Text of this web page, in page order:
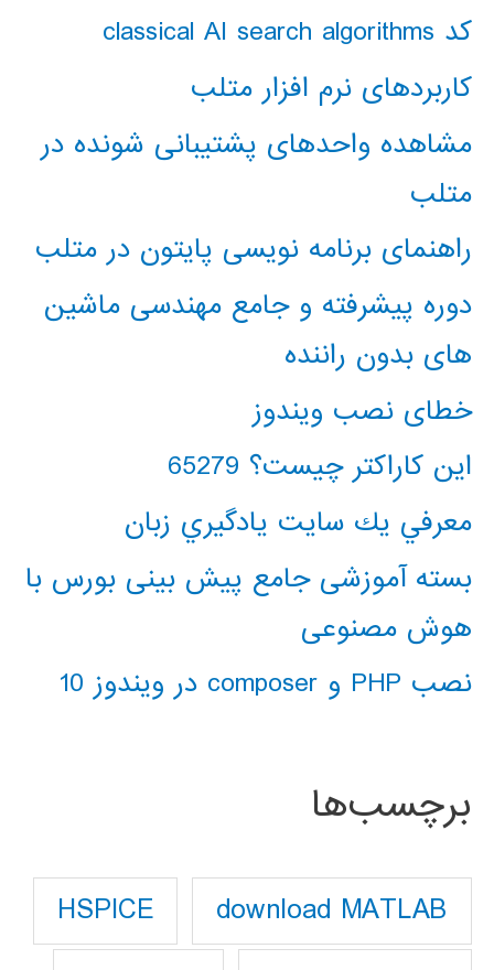
کد classical AI search algorithms
کاربردهای نرم افزار متلب
مشاهده واحدهای پشتیبانی شونده در
متلب
راهنمای برنامه نویسی پایتون در متلب
دوره پیشرفته و جامع مهندسی ماشین
های بدون راننده
خطای نصب ویندوز
این کاراکتر چیست؟ 65279
معرفي يك سايت يادگيري زبان
بسته آموزشی جامع پیش بینی بورس با
هوش مصنوعی
نصب PHP و composer در ویندوز 10
برچسب‌ها
download MATLAB
HSPICE